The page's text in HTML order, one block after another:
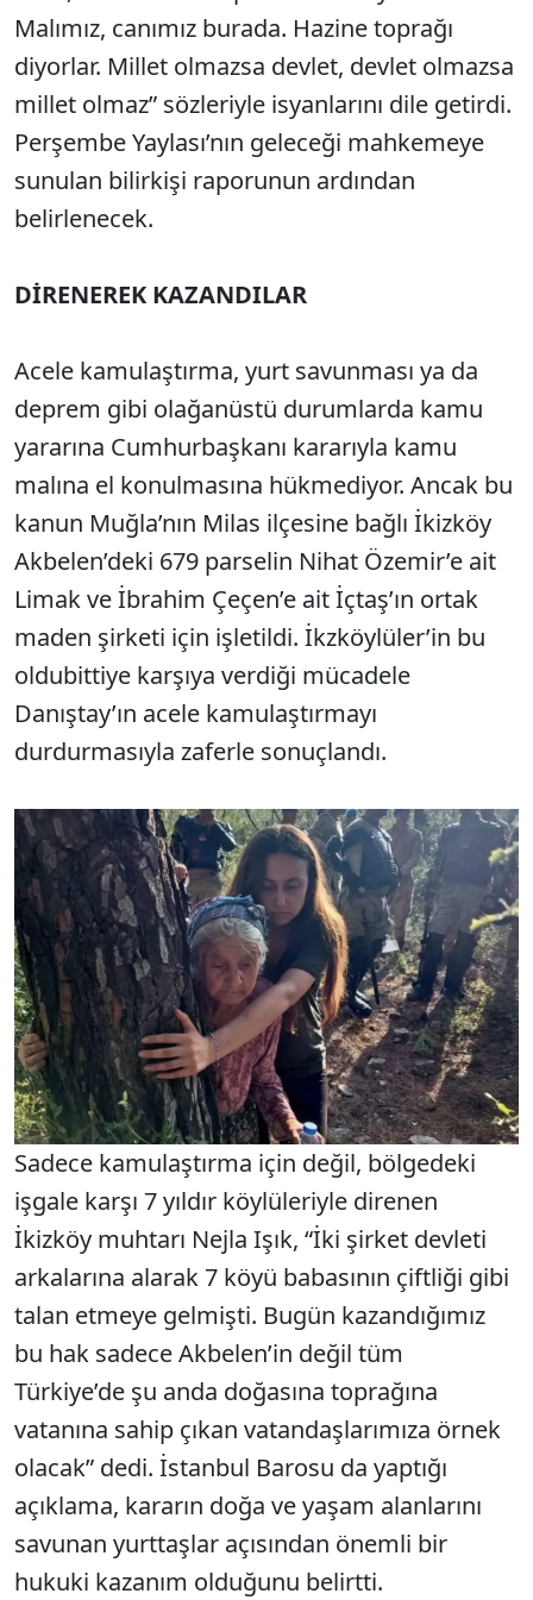
Malımız, canımız burada. Hazine toprağı
diyorlar. Millet olmazsa devlet, devlet olmazsa
millet olmaz” sözleriyle isyanlarını dile getirdi.
Perşembe Yaylası’nın geleceği mahkemeye
sunulan bilirkişi raporunun ardından
belirlenecek.
DİRENEREK KAZANDILAR
Acele kamulaştırma, yurt savunması ya da
deprem gibi olağanüstü durumlarda kamu
yararına Cumhurbaşkanı kararıyla kamu
malına el konulmasına hükmediyor. Ancak bu
kanun Muğla’nın Milas ilçesine bağlı İkizköy
Akbelen’deki 679 parselin Nihat Özemir’e ait
Limak ve İbrahim Çeçen’e ait İçtaş’ın ortak
maden şirketi için işletildi. İkzköylüler’in bu
oldubittiye karşıya verdiği mücadele
Danıştay’ın acele kamulaştırmayı
durdurmasıyla zaferle sonuçlandı.
Sadece kamulaştırma için değil, bölgedeki
işgale karşı 7 yıldır köylüleriyle direnen
İkizköy muhtarı Nejla Işık, “İki şirket devleti
arkalarına alarak 7 köyü babasının çiftliği gibi
talan etmeye gelmişti. Bugün kazandığımız
bu hak sadece Akbelen’in değil tüm
Türkiye’de şu anda doğasına toprağına
vatanına sahip çıkan vatandaşlarımıza örnek
olacak” dedi. İstanbul Barosu da yaptığı
açıklama, kararın doğa ve yaşam alanlarını
savunan yurttaşlar açısından önemli bir
hukuki kazanım olduğunu belirtti.